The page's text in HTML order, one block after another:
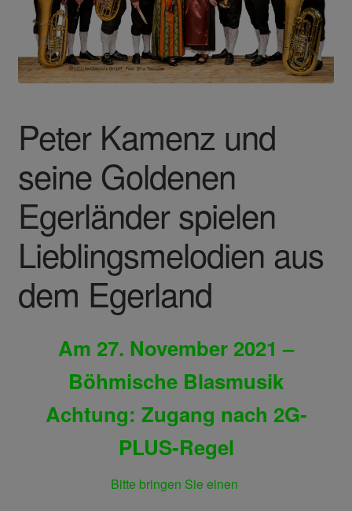
Peter Kamenz und
seine Goldenen
Egerländer spielen
Lieblingsmelodien aus
dem Egerland
Am 27. November 2021 –
Böhmische Blasmusik
Achtung: Zugang nach 2G-
PLUS-Regel
Bitte bringen Sie einen